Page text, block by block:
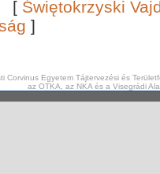
[ Świętokrzyski
]
Corvinus Egyetem Tájtervezési és
az OTKA, az NKA és a Visegrádi